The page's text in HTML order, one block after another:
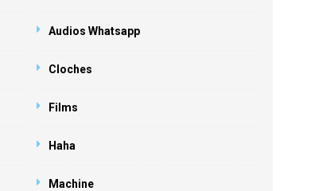
Audios Whatsapp
Cloches
Films
Haha
Machine